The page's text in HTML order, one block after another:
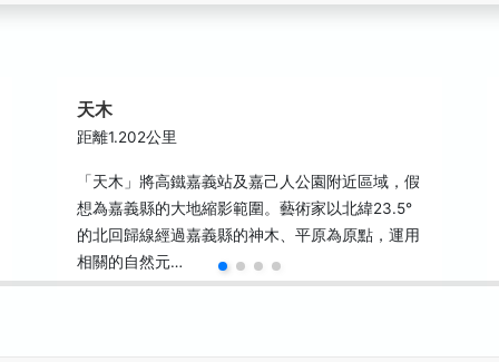
天木
距離1.202公里
「天木」將高鐵嘉義站及嘉己人公園附近區域，假
想為嘉義縣的大地縮影範圍。藝術家以北緯23.5°
的北回歸線經過嘉義縣的神木、平原為原點，運用
相關的自然元…